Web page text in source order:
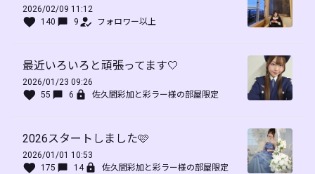
2026/02/09 11:12
140
9 フォロワー以上
最近いろいろと頑張ってます🤍
2026/01/23 09:26
55
6 佐久間彩加と彩ラー様の部屋限定
2026スタートしました🩷
2026/01/01 10:53
175
14 佐久間彩加と彩ラー様の部屋限定